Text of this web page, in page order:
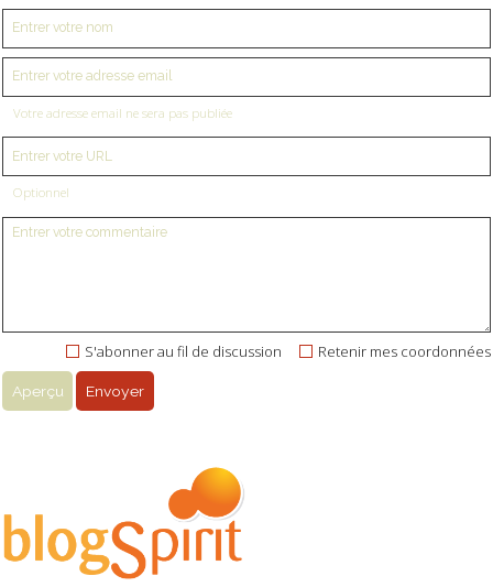
Votre adresse email ne sera pas publiée
Optionnel
Retenir mes coordonnées
S'abonner au fil de discussion